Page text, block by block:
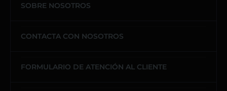
SOBRE NOSOTROS
CONTACTA CON NOSOTROS
FORMULARIO DE ATENCIÓN AL CLIENTE